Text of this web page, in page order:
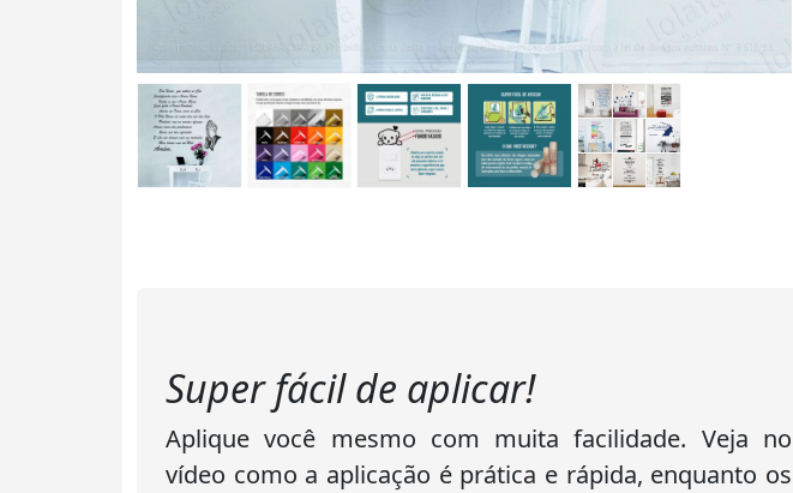
Super fácil de aplicar!
Aplique você mesmo com muita facilidade. Veja no
vídeo como a aplicação é prática e rápida, enquanto os